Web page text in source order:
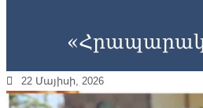
22 Մայիսի, 2026